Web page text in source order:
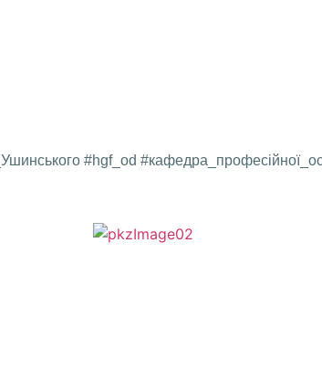
#hgf_od